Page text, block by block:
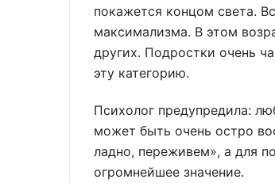
покажется концом света.
максимализма. В этом
других. Подростки очень
эту категорию.
Психолог предупредила:
может быть очень остро
ладно, переживем», а для
огромнейшее значение.